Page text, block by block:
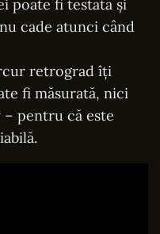
poate fi testată și
cade atunci când
retrograd îți
fi măsurată, nici
pentru că este